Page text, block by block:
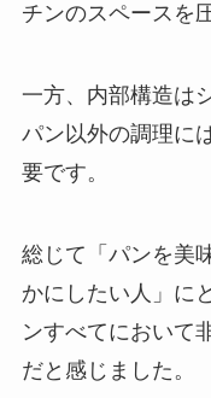
チンのスペースを
一方、内部構造は
パン以外の調理に
要です。
総じて「パンを美
かにしたい人」に
ンすべてにおいて
だと感じました。